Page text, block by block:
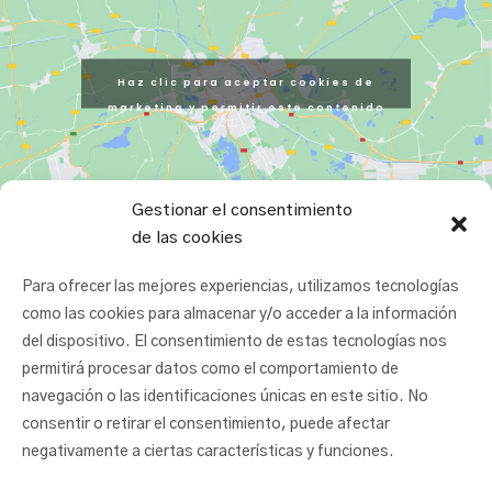
Gestionar el consentimiento
de las cookies
Para ofrecer las mejores experiencias, utilizamos tecnologías
como las cookies para almacenar y/o acceder a la información
del dispositivo. El consentimiento de estas tecnologías nos
permitirá procesar datos como el comportamiento de
navegación o las identificaciones únicas en este sitio. No
consentir o retirar el consentimiento, puede afectar
negativamente a ciertas características y funciones.
Haz clic para aceptar cookies de
marketing y permitir este contenido